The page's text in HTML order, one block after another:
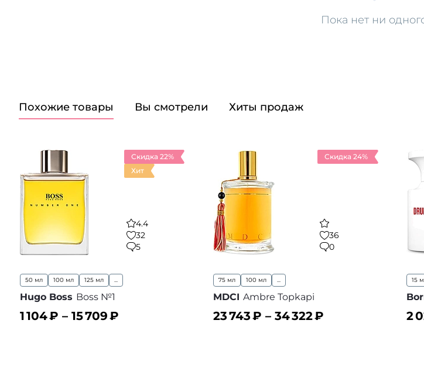
Пока нет ни
Похожие товары Вы смотрели Хиты продаж
Скидка 22%
Хит
4.4
32
5
50 мл 100 мл 125 мл ...
Hugo Boss Boss №1
1 104₽ – 15 709₽
Скидка 24%
36
0
75 мл 100 мл ...
MDCI Ambre Topkapi
23 743₽ – 34 322₽
15
2